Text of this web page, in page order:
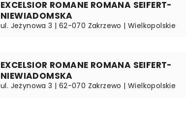
EXCELSIOR ROMANE ROMANA SEIFERT-
NIEWIADOMSKA
ul. Jeżynowa 3 | 62-070 Zakrzewo | Wielkopolskie
EXCELSIOR ROMANE ROMANA SEIFERT-
NIEWIADOMSKA
ul. Jeżynowa 3 | 62-070 Zakrzewo | Wielkopolskie